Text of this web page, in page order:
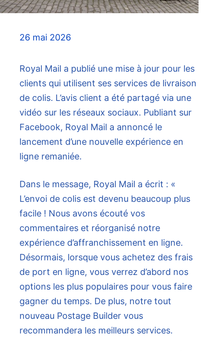
26 mai 2026
Royal Mail a publié une mise à jour pour les
clients qui utilisent ses services de livraison
de colis. L’avis client a été partagé via une
vidéo sur les réseaux sociaux. Publiant sur
Facebook, Royal Mail a annoncé le
lancement d’une nouvelle expérience en
ligne remaniée.
Dans le message, Royal Mail a écrit : «
L’envoi de colis est devenu beaucoup plus
facile ! Nous avons écouté vos
commentaires et réorganisé notre
expérience d’affranchissement en ligne.
Désormais, lorsque vous achetez des frais
de port en ligne, vous verrez d’abord nos
options les plus populaires pour vous faire
gagner du temps. De plus, notre tout
nouveau Postage Builder vous
recommandera les meilleurs services.